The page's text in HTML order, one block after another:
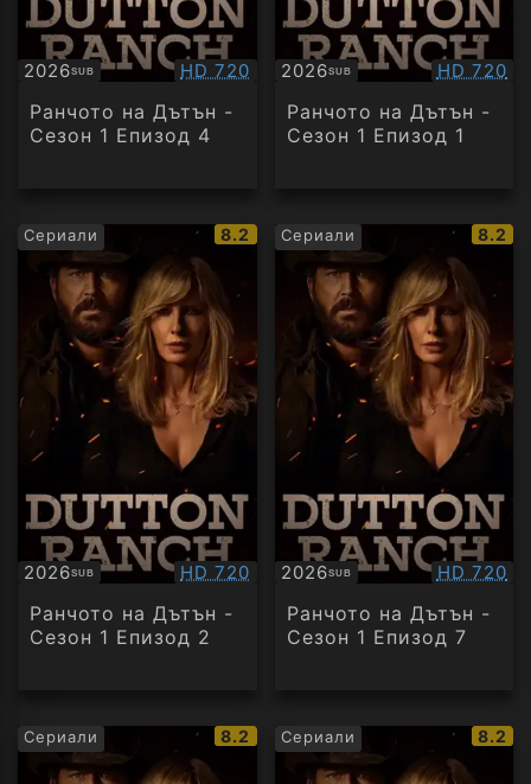
2026SUB
Субтитри Качество:
HD 720
Ранчото на Дътън -
Сезон 1 Епизод 4
2026SUB
Субтитри HD 720
Ранчото на Дътън -
Сезон 1 Епизод 1
Сериали
IMDb
рейтинг:
8.2
2026SUB
Субтитри Качество:
HD 720
Ранчото на Дътън -
Сезон 1 Епизод 2
Сериали
IMDb
8.2
2026SUB
Субтитри HD 720
Ранчото на Дътън -
Сезон 1 Епизод 7
Сериали
IMDb
рейтинг:
8.2 Сериали
IMDb
8.2